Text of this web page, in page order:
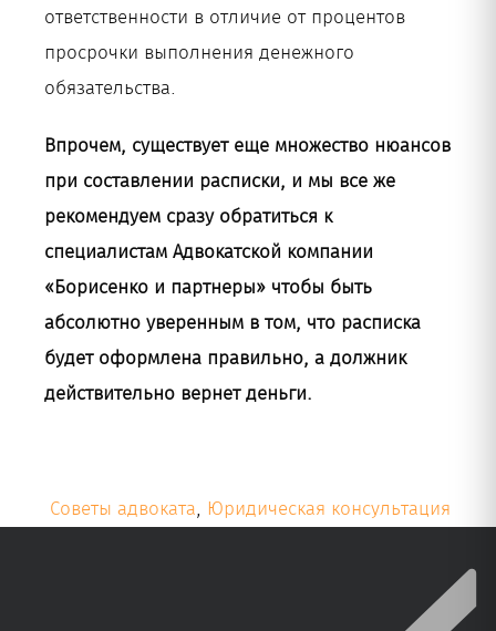
ответственности в отличие от процентов
просрочки выполнения денежного
обязательства.
Впрочем, существует еще множество нюансов
при составлении расписки, и мы все же
рекомендуем сразу обратиться к
специалистам Адвокатской компании
«Борисенко и партнеры» чтобы быть
абсолютно уверенным в том, что расписка
будет оформлена правильно, а должник
действительно вернет деньги.
Советы адвоката, Юридическая консультация